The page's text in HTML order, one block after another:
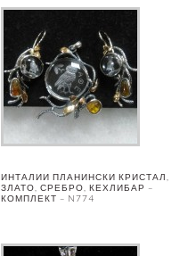
ИНТАЛИИ ПЛАНИНСКИ КРИСТАЛ,
ЗЛАТО, СРЕБРО, КЕХЛИБАР –
КОМПЛЕКТ – N774